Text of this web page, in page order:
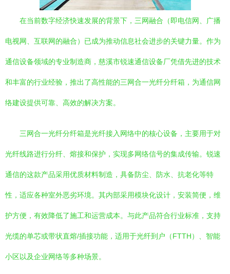
在当前数字经济快速发展的背景下，三网融合（即电信网、广播
电视网、互联网的融合）已成为推动信息社会进步的关键力量。作为
通信设备领域的专业制造商，慈溪市锐速通信设备厂凭借先进的技术
和丰富的行业经验，推出了高性能的三网合一光纤分纤箱，为通信网
络建设提供可靠、高效的解决方案。
三网合一光纤分纤箱是光纤接入网络中的核心设备，主要用于对
光纤线路进行分纤、熔接和保护，实现多网络信号的集成传输。锐速
通信的这款产品采用优质材料制造，具备防尘、防水、抗老化等特
性，适应各种室外恶劣环境。其内部采用模块化设计，安装简便，维
护方便，有效降低了施工和运营成本。与此产品符合行业标准，支持
光缆的单芯或带状直熔/插接功能，适用于光纤到户（FTTH）、智能
小区以及企业网络等多种场景。